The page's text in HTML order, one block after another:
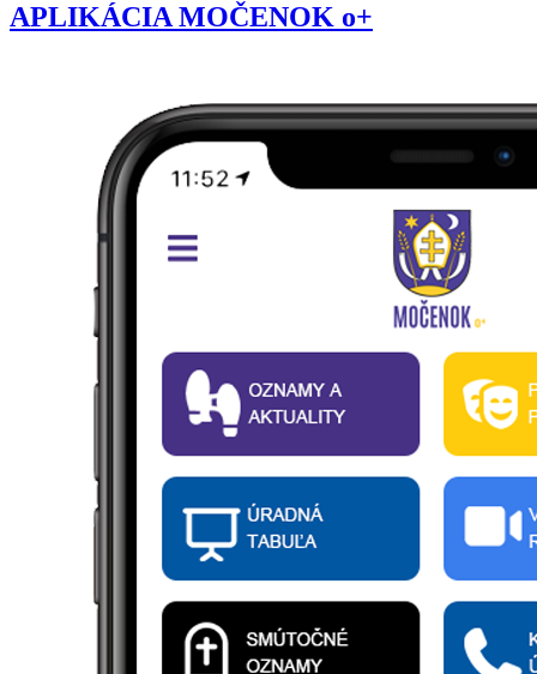
APLIKÁCIA MOČENOK o+